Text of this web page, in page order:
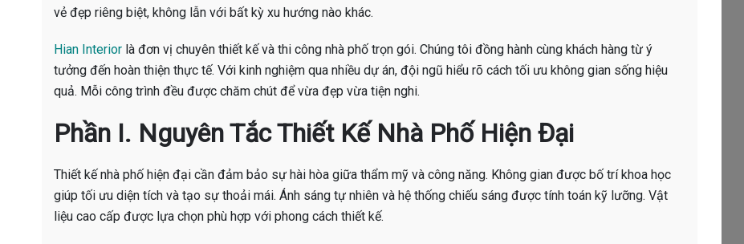
vẻ đẹp riêng biệt, không lẫn với bất kỳ xu hướng nào khác.
Hian Interior là đơn vị chuyên thiết kế và thi công nhà phố trọn gói. Chúng tôi đồng hành cùng khách hàng từ ý
tưởng đến hoàn thiện thực tế. Với kinh nghiệm qua nhiều dự án, đội ngũ hiểu rõ cách tối ưu không gian sống hiệu
quả. Mỗi công trình đều được chăm chút để vừa đẹp vừa tiện nghi.
Phần I. Nguyên Tắc Thiết Kế Nhà Phố Hiện Đại
Thiết kế nhà phố hiện đại cần đảm bảo sự hài hòa giữa thẩm mỹ và công năng. Không gian được bố trí khoa học
giúp tối ưu diện tích và tạo sự thoải mái. Ánh sáng tự nhiên và hệ thống chiếu sáng được tính toán kỹ lưỡng. Vật
liệu cao cấp được lựa chọn phù hợp với phong cách thiết kế.